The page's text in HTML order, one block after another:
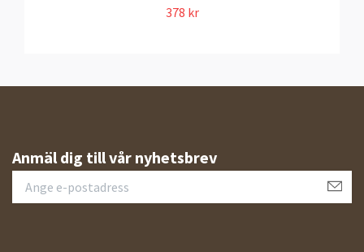
378 kr
Anmäl dig till vår nyhetsbrev